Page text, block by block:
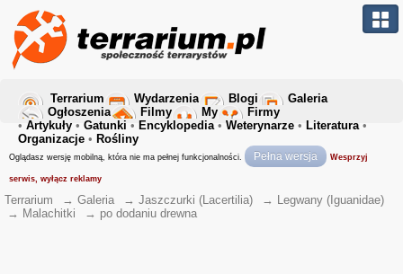
Terrarium Wydarzenia Blogi
Galeria
Ogłoszenia
Filmy My
Firmy
• Artykuły • Gatunki • Encyklopedia• Weterynarze • Literatura•
Organizacje • Rośliny
Oglądasz wersję mobilną, która nie ma pełnej funkcjonalności. Pełna wersja Wesprzyj
serwis, wyłącz reklamy
Terrarium → Galeria → Jaszczurki (Lacertilia) → Legwany (Iguanidae)
→ Malachitki → po dodaniu drewna